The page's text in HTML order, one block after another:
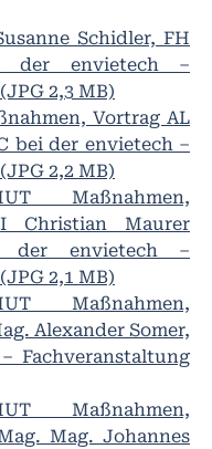
Schidler, FH
der envietech –
2,3 MB)
Vortrag AL
bei der envietech –
2,2 MB)
Maßnahmen,
Christian Maurer
der envietech –
2,1 MB)
Maßnahmen,
Alexander Somer,
Fachveranstaltung
Maßnahmen,
Mag. Johannes